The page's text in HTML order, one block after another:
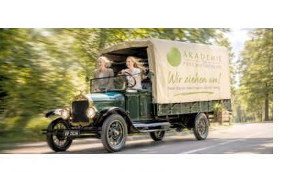
schlecht
Nein
sagen
können